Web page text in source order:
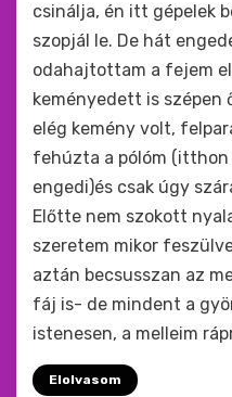
csinálja, én itt gépelek
szopjál le. De hát
odahajtottam a fejem
keményedett is szépen
elég kemény volt,
fehúzta a pólóm (itthon
engedi)és csak úgy
Előtte nem szokott
szeretem mikor
aztán becsusszan az
fáj is- de mindent a
istenesen, a melleim
Elolvasom